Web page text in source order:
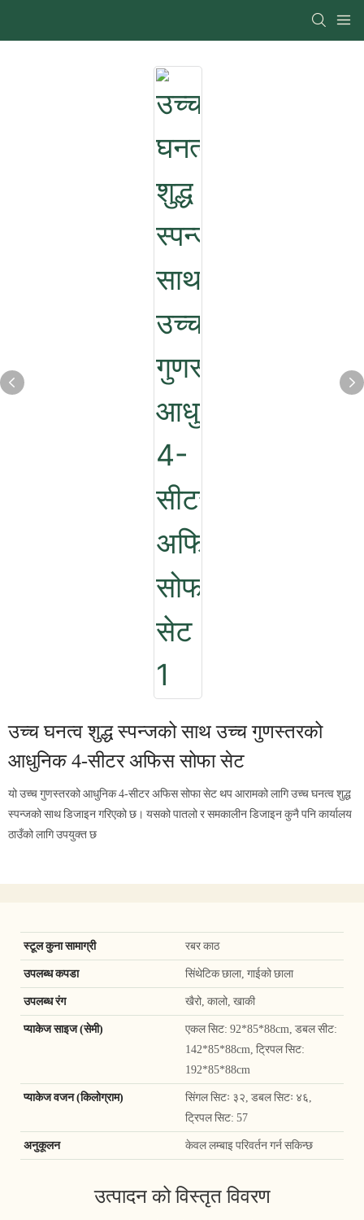
उच्च घनत्व शुद्ध स्पन्जको साथ उच्च गुणस्तरको
आधुनिक 4-सीटर अफिस सोफा सेट
यो उच्च गुणस्तरको आधुनिक 4-सीटर अफिस सोफा सेट थप आरामको लागि उच्च घनत्व शुद्ध
स्पन्जको साथ डिजाइन गरिएको छ। यसको पातलो र समकालीन डिजाइन कुनै पनि कार्यालय
ठाउँको लागि उपयुक्त छ
स्टूल कुना सामाग्री रबर काठ
उपलब्ध कपडा सिंथेटिक छाला, गाईको छाला
उपलब्ध रंग खैरो, कालो, खाकी
प्याकेज साइज (सेमी)
एकल सिट: 92*85*88cm, डबल सीट:
142*85*88cm, ट्रिपल सिट:
192*85*88cm
प्याकेज वजन (किलोग्राम)
सिंगल सिटः ३२, डबल सिटः ४६,
ट्रिपल सिट: 57
अनुकूलन केवल लम्बाइ परिवर्तन गर्न सकिन्छ
उत्पादन को विस्तृत विवरण